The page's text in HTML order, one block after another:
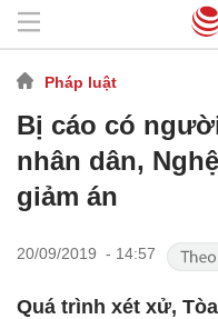
Pháp luật
Bị cáo có
nhân dân,
giảm án
20/09/2019 - 14:57
Quá trình xét xử,